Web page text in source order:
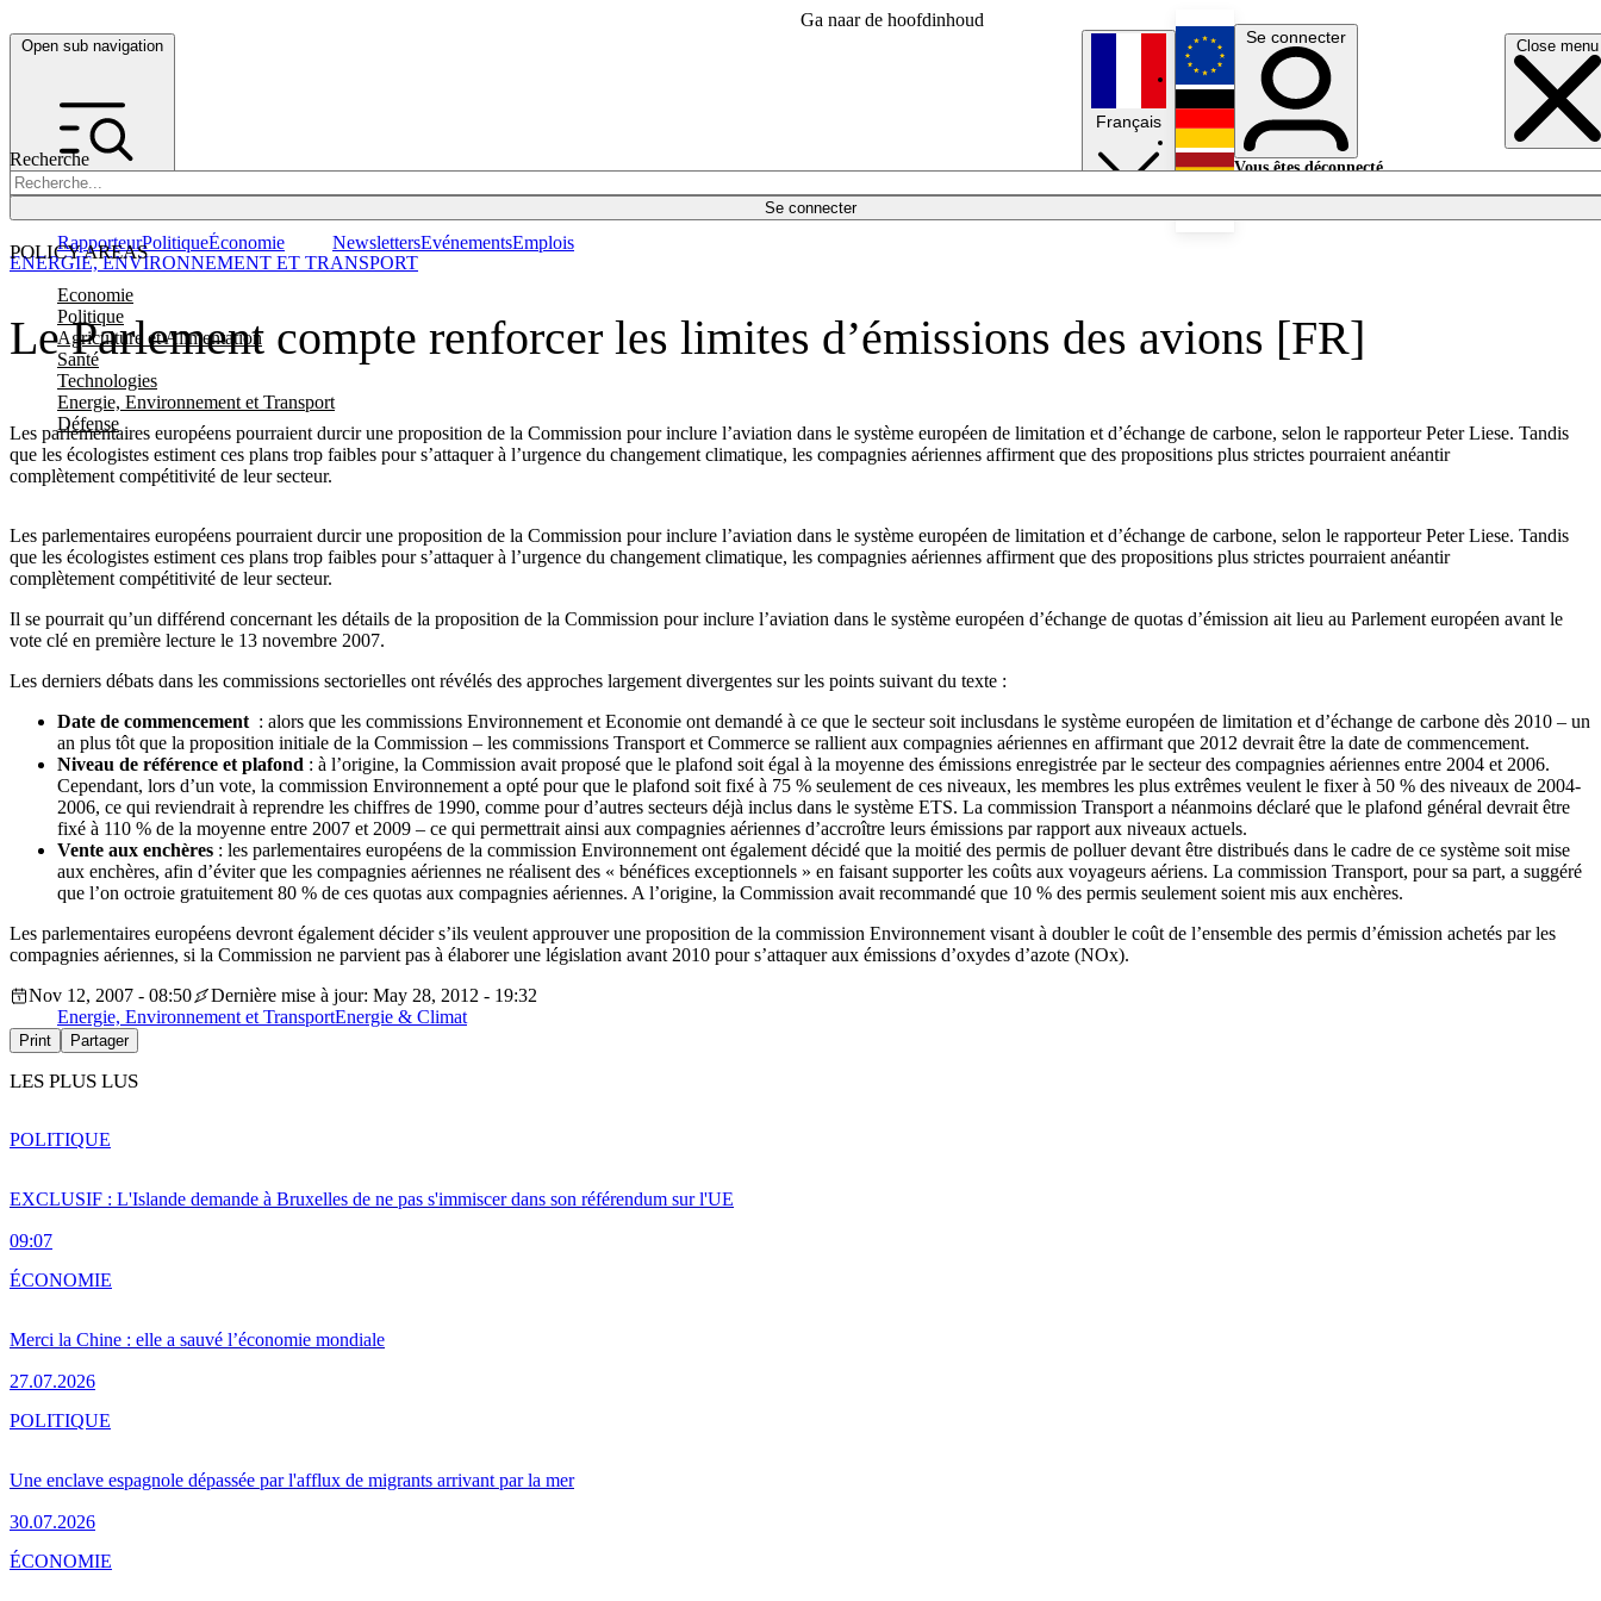
Ga naar de hoofdinhoud
Open sub navigation Close menu
Recherche
Se connecter
POLICY AREAS
Economie
Politique
Agriculture et Alimentation
Santé
Technologies
Energie, Environnement et Transport
Défense
RapporteurPolitiqueÉconomie NewslettersEvénementsEmplois
Français
English
Deutsch
Se connecter
Vous êtes déconnecté.
Le Parlement compte renforcer les limites d’émissions des avions [FR]
Les parlementaires européens pourraient durcir une proposition de la Commission pour inclure l’aviation dans le système européen de limitation et d’échange de carbone, selon le rapporteur Peter Liese. Tandis
que les écologistes estiment ces plans trop faibles pour s’attaquer à l’urgence du changement climatique, les compagnies aériennes affirment que des propositions plus strictes pourraient anéantir
complètement compétitivité de leur secteur.
ENERGIE, ENVIRONNEMENT ET TRANSPORT
Les parlementaires européens pourraient durcir une proposition de la Commission pour inclure l’aviation dans le système européen de limitation et d’échange de carbone, selon le rapporteur Peter Liese. Tandis
que les écologistes estiment ces plans trop faibles pour s’attaquer à l’urgence du changement climatique, les compagnies aériennes affirment que des propositions plus strictes pourraient anéantir
complètement compétitivité de leur secteur.
Il se pourrait qu’un différend concernant les détails de la proposition de la Commission pour inclure l’aviation dans le système européen d’échange de quotas d’émission ait lieu au Parlement européen avant le
vote clé en première lecture le 13 novembre 2007.
Les derniers débats dans les commissions sectorielles ont révélés des approches largement divergentes sur les points suivant du texte :
Date de commencement : alors que les commissions Environnement et Economie ont demandé à ce que le secteur soit inclusdans le système européen de limitation et d’échange de carbone dès 2010 – un
an plus tôt que la proposition initiale de la Commission – les commissions Transport et Commerce se rallient aux compagnies aériennes en affirmant que 2012 devrait être la date de commencement.
Niveau de référence et plafond : à l’origine, la Commission avait proposé que le plafond soit égal à la moyenne des émissions enregistrée par le secteur des compagnies aériennes entre 2004 et 2006.
Cependant, lors d’un vote, la commission Environnement a opté pour que le plafond soit fixé à 75 % seulement de ces niveaux, les membres les plus extrêmes veulent le fixer à 50 % des niveaux de 2004-
2006, ce qui reviendrait à reprendre les chiffres de 1990, comme pour d’autres secteurs déjà inclus dans le système ETS. La commission Transport a néanmoins déclaré que le plafond général devrait être
fixé à 110 % de la moyenne entre 2007 et 2009 – ce qui permettrait ainsi aux compagnies aériennes d’accroître leurs émissions par rapport aux niveaux actuels.
Vente aux enchères : les parlementaires européens de la commission Environnement ont également décidé que la moitié des permis de polluer devant être distribués dans le cadre de ce système soit mise
aux enchères, afin d’éviter que les compagnies aériennes ne réalisent des « bénéfices exceptionnels » en faisant supporter les coûts aux voyageurs aériens. La commission Transport, pour sa part, a suggéré
que l’on octroie gratuitement 80 % de ces quotas aux compagnies aériennes. A l’origine, la Commission avait recommandé que 10 % des permis seulement soient mis aux enchères.
Les parlementaires européens devront également décider s’ils veulent approuver une proposition de la commission Environnement visant à doubler le coût de l’ensemble des permis d’émission achetés par les
compagnies aériennes, si la Commission ne parvient pas à élaborer une législation avant 2010 pour s’attaquer aux émissions d’oxydes d’azote (NOx).
Nov 12, 2007 - 08:50
Dernière mise à jour: May 28, 2012 - 19:32
Energie, Environnement et TransportEnergie & Climat
Print Partager
LES PLUS LUS
EXCLUSIF : L'Islande demande à Bruxelles de ne pas s'immiscer dans son référendum sur l'UE
09:07
POLITIQUE
Merci la Chine : elle a sauvé l’économie mondiale
27.07.2026
ÉCONOMIE
Une enclave espagnole dépassée par l'afflux de migrants arrivant par la mer
30.07.2026
POLITIQUE
ÉCONOMIE